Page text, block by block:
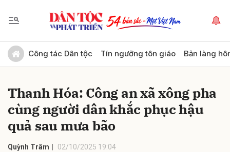
Công tác Dân tộc Tín ngưỡng tôn giáo Bản làng
Thanh Hóa: Công an xã xông pha
cùng người dân khắc phục hậu
quả sau mưa bão
Quỳnh Trâm 02/10/2025 19:04
Gửi bình luận